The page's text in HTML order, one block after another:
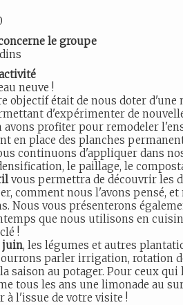
le groupe
neuve !
objectif était de nous doter d'une
d'expérimenter de
avons profiter pour remodeler
en place des planches
continuons d'appliquer dans
le paillage, le
vous permettra de découvrir les
comment nous l'avons pensé, et
Nous vous présenterons
que nous utilisons en
!
juin, les légumes et autres
parler irrigation, rotation
saison au potager. Pour ceux qui
tous les ans une limonade au
à l'issue de votre visite !